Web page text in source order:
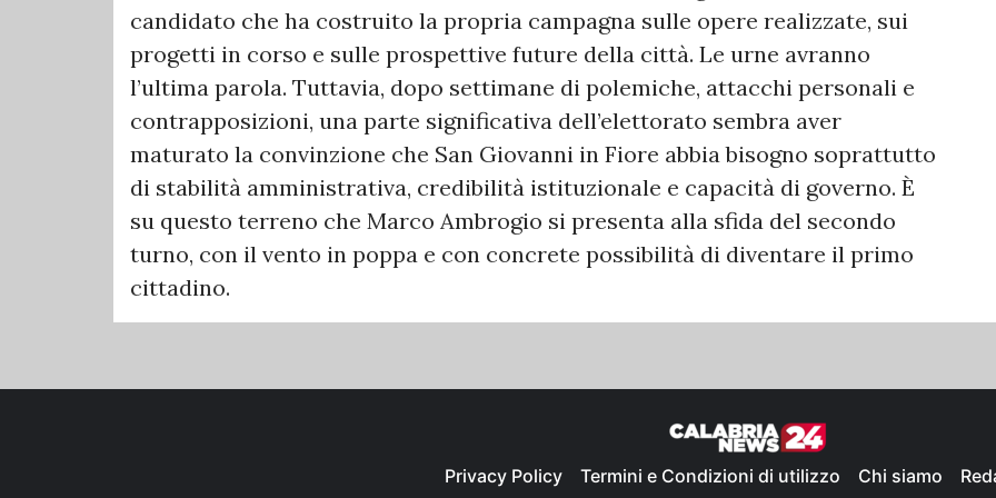
candidato che ha costruito la propria campagna sulle opere realizzate, sui
progetti in corso e sulle prospettive future della città. Le urne avranno
l’ultima parola. Tuttavia, dopo settimane di polemiche, attacchi personali e
contrapposizioni, una parte significativa dell’elettorato sembra aver
maturato la convinzione che San Giovanni in Fiore abbia bisogno soprattutto
di stabilità amministrativa, credibilità istituzionale e capacità di governo. È
su questo terreno che Marco Ambrogio si presenta alla sfida del secondo
turno, con il vento in poppa e con concrete possibilità di diventare il primo
cittadino.
Privacy Policy Termini e Condizioni di utilizzo Chi siamo